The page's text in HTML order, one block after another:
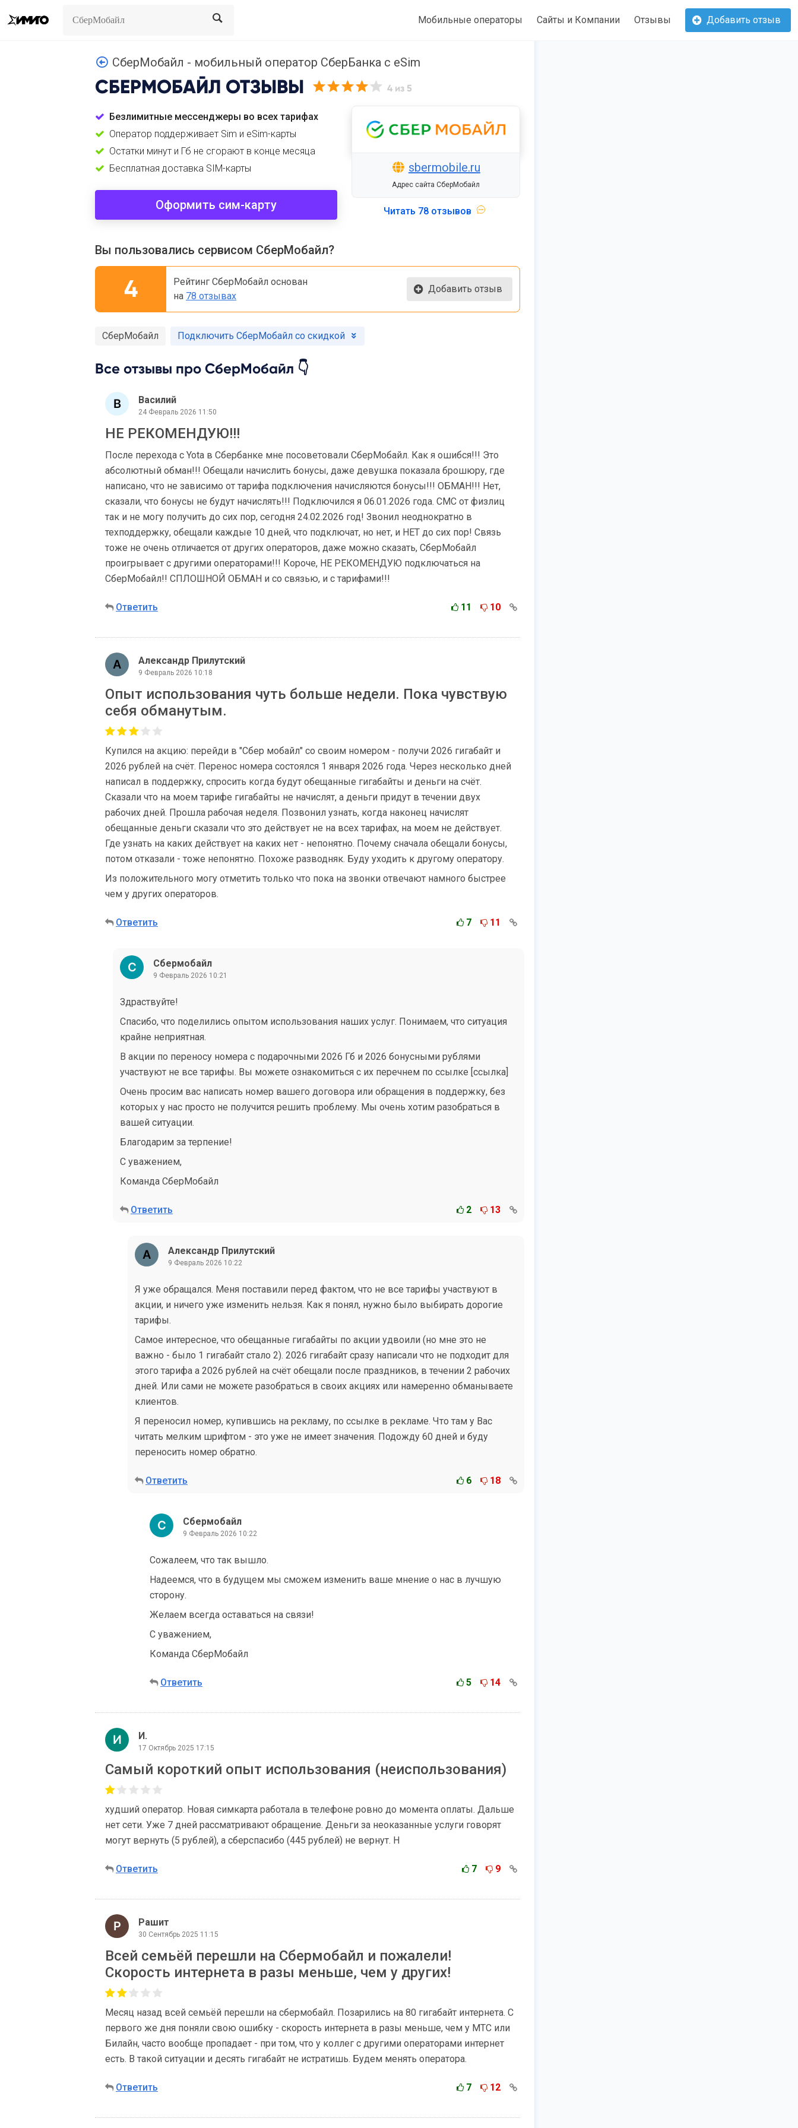
Search Мобильные операторы Сайты и Компании Отзывы Добавить отзыв
СберМобайл - мобильный оператор СберБанка с eSim
СБЕРМОБАЙЛ ОТЗЫВЫ 4 из 5
Безлимитные мессенджеры во всех тарифах
Оператор поддерживает Sim и eSim-карты
Остатки минут и Гб не сгорают в конце месяца
Бесплатная доставка SIM-карты
Оформить сим-карту
sbermobile.ru
Адрес сайта СберМобайл
Читать 78 отзывов
Вы пользовались сервисом СберМобайл?
4
Рейтинг СберМобайл основан
на 78 отзывах
Добавить отзыв
СберМобайл Подключить СберМобайл со скидкой
Все отзывы про СберМобайл 👇
Василий
24 Февраль 2026 11:50
НЕ РЕКОМЕНДУЮ!!!
После перехода с Yota в Сбербанке мне посоветовали СберМобайл. Как я ошибся!!! Это
абсолютный обман!!! Обещали начислить бонусы, даже девушка показала брошюру, где
написано, что не зависимо от тарифа подключения начисляются бонусы!!! ОБМАН!!! Нет,
сказали, что бонусы не будут начислять!!! Подключился я 06.01.2026 года. СМС от физлиц
так и не могу получить до сих пор, сегодня 24.02.2026 год! Звонил неоднократно в
техподдержку, обещали каждые 10 дней, что подключат, но нет, и НЕТ до сих пор! Связь
тоже не очень отличается от других операторов, даже можно сказать, СберМобайл
проигрывает с другими операторами!!! Короче, НЕ РЕКОМЕНДУЮ подключаться на
СберМобайл!! СПЛОШНОЙ ОБМАН и со связью, и с тарифами!!!
Ответить 11 10
Александр Прилутский
9 Февраль 2026 10:18
Опыт использования чуть больше недели. Пока чувствую
себя обманутым.
Купился на акцию: перейди в "Сбер мобайл" со своим номером - получи 2026 гигабайт и
2026 рублей на счёт. Перенос номера состоялся 1 января 2026 года. Через несколько дней
написал в поддержку, спросить когда будут обещанные гигабайты и деньги на счёт.
Сказали что на моем тарифе гигабайты не начислят, а деньги придут в течении двух
рабочих дней. Прошла рабочая неделя. Позвонил узнать, когда наконец начислят
обещанные деньги сказали что это действует не на всех тарифах, на моем не действует.
Где узнать на каких действует на каких нет - непонятно. Почему сначала обещали бонусы,
потом отказали - тоже непонятно. Похоже разводняк. Буду уходить к другому оператору.
Из положительного могу отметить только что пока на звонки отвечают намного быстрее
чем у других операторов.
Ответить 7 11
Сбермобайл
9 Февраль 2026 10:21
Здраствуйте!
Спасибо, что поделились опытом использования наших услуг. Понимаем, что ситуация
крайне неприятная.
В акции по переносу номера с подарочными 2026 Гб и 2026 бонусными рублями
участвуют не все тарифы. Вы можете ознакомиться с их перечнем по ссылке [ссылка]
Очень просим вас написать номер вашего договора или обращения в поддержку, без
которых у нас просто не получится решить проблему. Мы очень хотим разобраться в
вашей ситуации.
Благодарим за терпение!
С уважением,
Команда СберМобайл
Ответить 2 13
Александр Прилутский
9 Февраль 2026 10:22
Я уже обращался. Меня поставили перед фактом, что не все тарифы участвуют в
акции, и ничего уже изменить нельзя. Как я понял, нужно было выбирать дорогие
тарифы.
Самое интересное, что обещанные гигабайты по акции удвоили (но мне это не
важно - было 1 гигабайт стало 2). 2026 гигабайт сразу написали что не подходит для
этого тарифа а 2026 рублей на счёт обещали после праздников, в течении 2 рабочих
дней. Или сами не можете разобраться в своих акциях или намеренно обманываете
клиентов.
Я переносил номер, купившись на рекламу, по ссылке в рекламе. Что там у Вас
читать мелким шрифтом - это уже не имеет значения. Подожду 60 дней и буду
переносить номер обратно.
Ответить 6 18
Сбермобайл
9 Февраль 2026 10:22
Сожалеем, что так вышло.
Надеемся, что в будущем мы сможем изменить ваше мнение о нас в лучшую
сторону.
Желаем всегда оставаться на связи!
С уважением,
Команда СберМобайл
Ответить 5 14
И.
17 Октябрь 2025 17:15
Самый короткий опыт использования (неиспользования)
худший оператор. Новая симкарта работала в телефоне ровно до момента оплаты. Дальше
нет сети. Уже 7 дней рассматривают обращение. Деньги за неоказанные услуги говорят
могут вернуть (5 рублей), а сберспасибо (445 рублей) не вернут. Н
Ответить 7 9
Рашит
30 Сентябрь 2025 11:15
Всей семьёй перешли на Сбермобайл и пожалели!
Скорость интернета в разы меньше, чем у других!
Месяц назад всей семьёй перешли на сбермобайл. Позарились на 80 гигабайт интернета. С
первого же дня поняли свою ошибку - скорость интернета в разы меньше, чем у МТС или
Билайн, часто вообще пропадает - при том, что у коллег с другими операторами интернет
есть. В такой ситуации и десять гигабайт не истратишь. Будем менять оператора.
Ответить 7 12